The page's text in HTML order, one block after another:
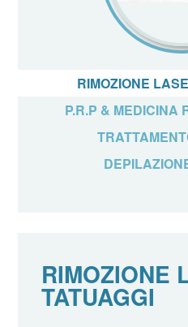
RIMOZIONE
P.R.P & MEDICINA
RIMOZIONE
TATUAGGI